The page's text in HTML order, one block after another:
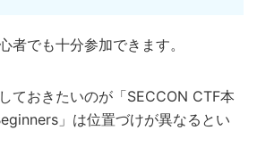
者でも十分参加できます。
ておきたいのが「SECCON CTF本
」は位置づけが異なるとい